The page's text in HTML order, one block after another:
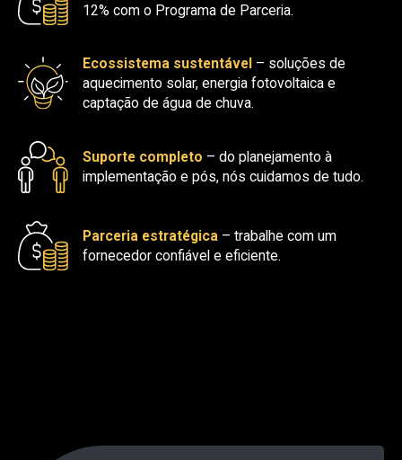
12% com o Programa de Parceria.
Ecossistema sustentável – soluções de
aquecimento solar, energia fotovoltaica e
captação de água de chuva.
Suporte completo – do planejamento à
implementação e pós, nós cuidamos de tudo.
Parceria estratégica – trabalhe com um
fornecedor confiável e eficiente.